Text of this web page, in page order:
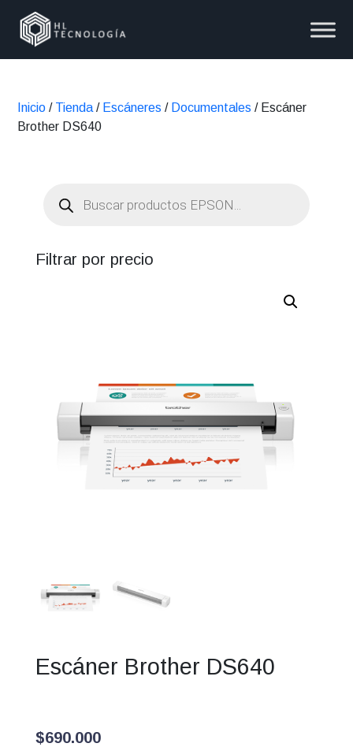
Inicio / Tienda / Escáneres / Documentales / Escáner
Brother DS640
productos
Filtrar por precio
Escáner Brother DS640
$690.000